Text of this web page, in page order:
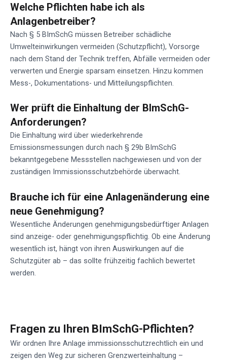
Welche Pflichten habe ich als
Anlagenbetreiber?
Nach § 5 BImSchG müssen Betreiber schädliche
Umwelteinwirkungen vermeiden (Schutzpflicht), Vorsorge
nach dem Stand der Technik treffen, Abfälle vermeiden oder
verwerten und Energie sparsam einsetzen. Hinzu kommen
Mess-, Dokumentations- und Mitteilungspflichten.
Wer prüft die Einhaltung der BImSchG-
Anforderungen?
Die Einhaltung wird über wiederkehrende
Emissionsmessungen durch nach § 29b BImSchG
bekanntgegebene Messstellen nachgewiesen und von der
zuständigen Immissionsschutzbehörde überwacht.
Brauche ich für eine Anlagenänderung eine
neue Genehmigung?
Wesentliche Änderungen genehmigungsbedürftiger Anlagen
sind anzeige- oder genehmigungspflichtig. Ob eine Änderung
wesentlich ist, hängt von ihren Auswirkungen auf die
Schutzgüter ab – das sollte frühzeitig fachlich bewertet
werden.
Fragen zu Ihren BImSchG-Pflichten?
Wir ordnen Ihre Anlage immissionsschutzrechtlich ein und
zeigen den Weg zur sicheren Grenzwerteinhaltung –